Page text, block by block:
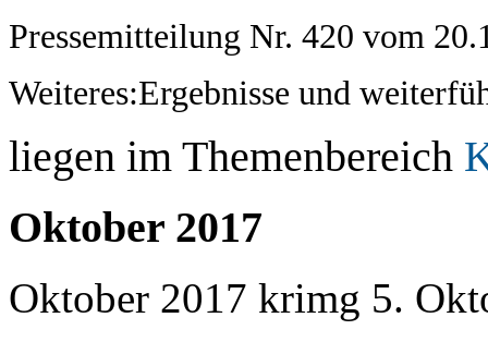
Pressemitteilung Nr. 420 vom
Weiteres:Ergebnisse und
liegen im Themenbereich
Oktober 2017
Oktober 2017 krimg 5.